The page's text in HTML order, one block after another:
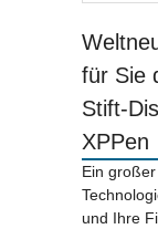
für Sie
Stift-
XPPen
Ein
und Ihre